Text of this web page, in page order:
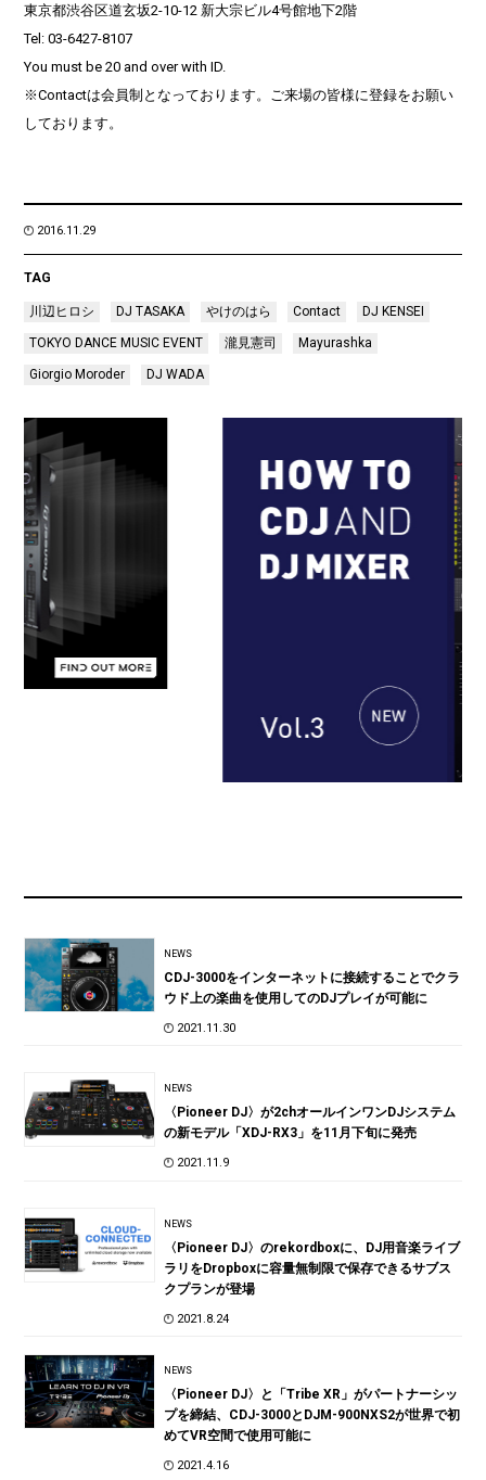
東京都渋谷区道玄坂2-10-12 新大宗ビル4号館地下2階
Tel: 03-6427-8107
You must be 20 and over with ID.
※Contactは会員制となっております。ご来場の皆様に登録をお願い
しております。
2016.11.29
TAG
川辺ヒロシ DJ TASAKA やけのはら Contact DJ KENSEI
TOKYO DANCE MUSIC EVENT 瀧見憲司 Mayurashka
Giorgio Moroder DJ WADA
NEWS
CDJ-3000をインターネットに接続することでクラ
ウド上の楽曲を使用してのDJプレイが可能に
2021.11.30
NEWS
〈Pioneer DJ〉が2chオールインワンDJシステム
の新モデル「XDJ-RX3」を11月下旬に発売
2021.11.9
NEWS
〈Pioneer DJ〉のrekordboxに、DJ用音楽ライブ
ラリをDropboxに容量無制限で保存できるサブス
クプランが登場
2021.8.24
NEWS
〈Pioneer DJ〉と「Tribe XR」がパートナーシッ
プを締結、CDJ-3000とDJM-900NXS2が世界で初
めてVR空間で使用可能に
2021.4.16